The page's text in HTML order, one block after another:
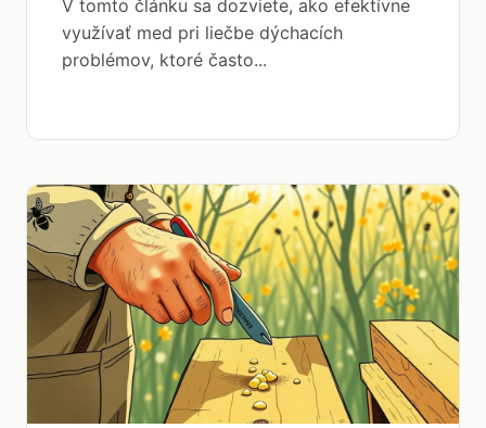
V tomto článku sa dozviete, ako efektívne
využívať med pri liečbe dýchacích
problémov, ktoré často...